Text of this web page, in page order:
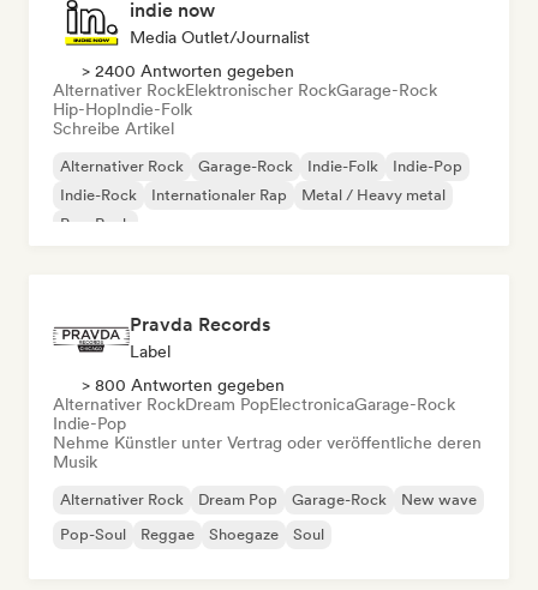
indie now
Media Outlet/Journalist
> 2400 Antworten gegeben
Alternativer RockElektronischer RockGarage-Rock
Hip-HopIndie-Folk
Schreibe Artikel
Alternativer Rock Garage-Rock Indie-Folk
Indie-Pop
Indie-Rock
Internationaler Rap
Metal / Heavy metal
Pop-Rock
Pravda Records
Label
> 800 Antworten gegeben
Alternativer RockDream PopElectronicaGarage-Rock
Indie-Pop
Nehme Künstler unter Vertrag oder veröffentliche deren
Musik
Alternativer Rock Dream Pop Garage-Rock
New wave
Pop-Soul
Reggae Shoegaze Soul